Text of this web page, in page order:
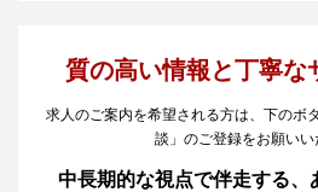
質の高い情報と丁寧な
求人のご案内を希望される方は、下のボ
談」のご登録をお願いい
中長期的な視点で伴走する、